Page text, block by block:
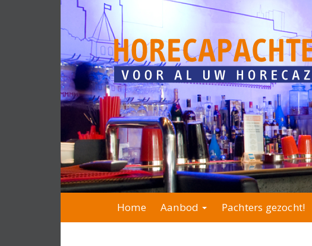
Home Aanbod Pachters gezocht!